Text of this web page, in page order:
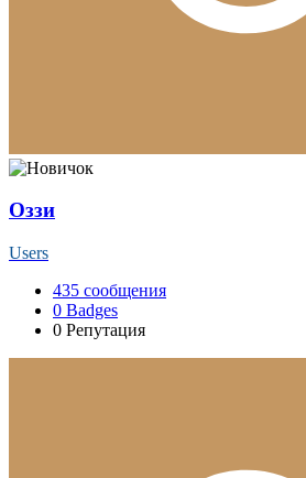
Оззи
Users
435 сообщения
0 Badges
0 Репутация